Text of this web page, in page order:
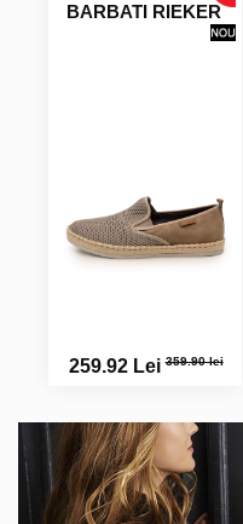
BARBATI RIEKER
259.92 Lei359.90 lei